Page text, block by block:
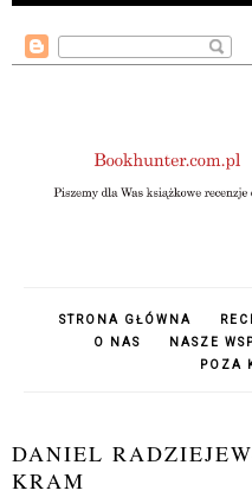
STRONA GŁÓWNA
O NAS
NASZE
POZA
DANIEL
KRAM